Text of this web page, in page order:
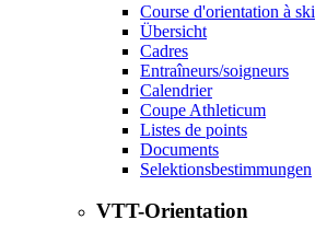
Course d'orientation à ski
Übersicht
Cadres
Entraîneurs/soigneurs
Calendrier
Coupe Athleticum
Listes de points
Documents
Selektionsbestimmungen
VTT-Orientation